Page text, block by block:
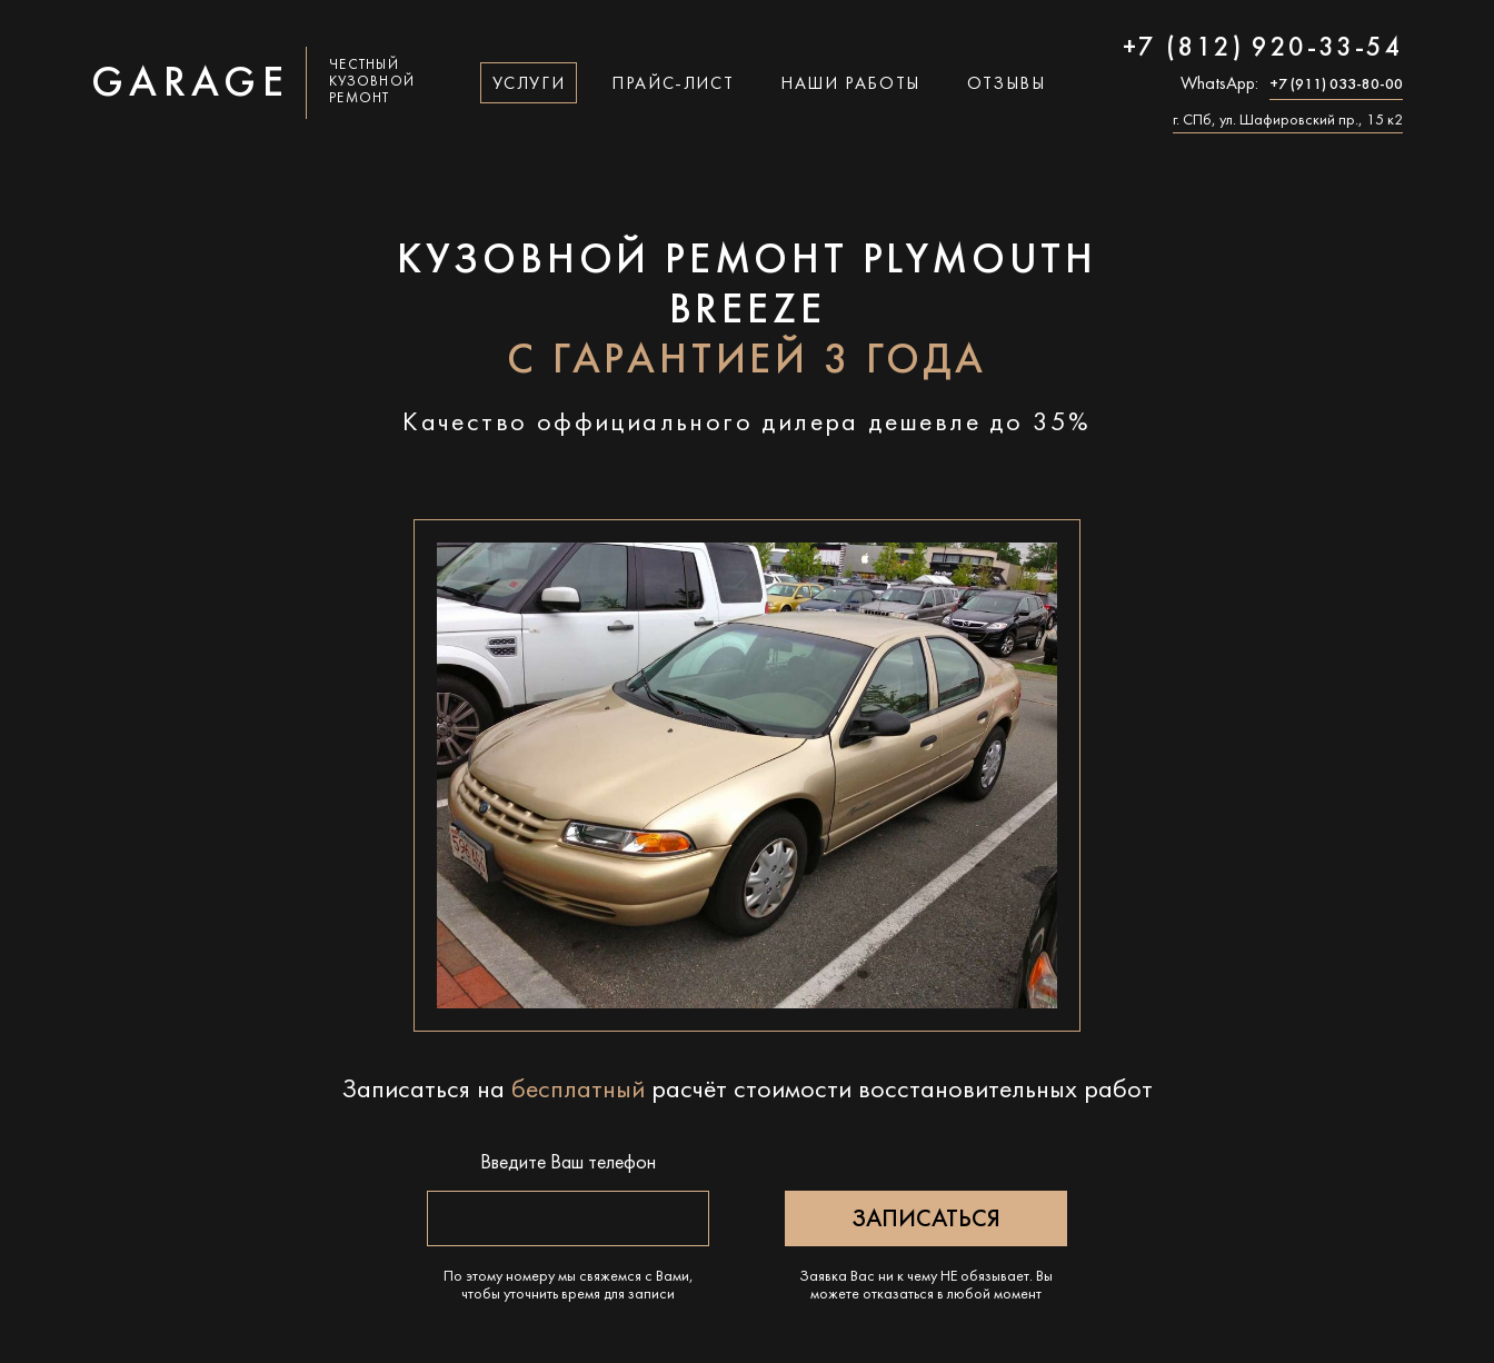
GARAGE
ЧЕСТНЫЙ
КУЗОВНОЙ
РЕМОНТ
УСЛУГИ ПРАЙС-ЛИСТ НАШИ РАБОТЫ ОТЗЫВЫ
+7 (812) 920-33-54
WhatsApp: +7 (911) 033-80-00
г. СПб, ул. Шафировский пр., 15 к2
КУЗОВНОЙ РЕМОНТ PLYMOUTH
BREEZE
С ГАРАНТИЕЙ 3 ГОДА
Качество оффициального дилера дешевле до 35%
Записаться на бесплатный расчёт стоимости восстановительных работ
Введите Ваш телефон
По этому номеру мы свяжемся с Вами,
чтобы уточнить время для записи
Заявка Вас ни к чему НЕ обязывает. Вы
можете отказаться в любой момент